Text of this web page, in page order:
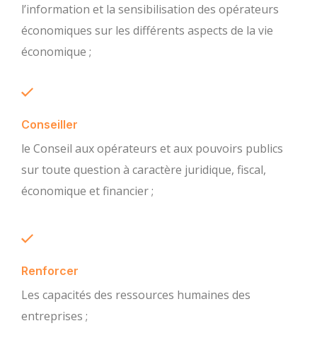
l’information et la sensibilisation des opérateurs
économiques sur les différents aspects de la vie
économique ;
Conseiller
le Conseil aux opérateurs et aux pouvoirs publics
sur toute question à caractère juridique, fiscal,
économique et financier ;
Renforcer
Les capacités des ressources humaines des
entreprises ;